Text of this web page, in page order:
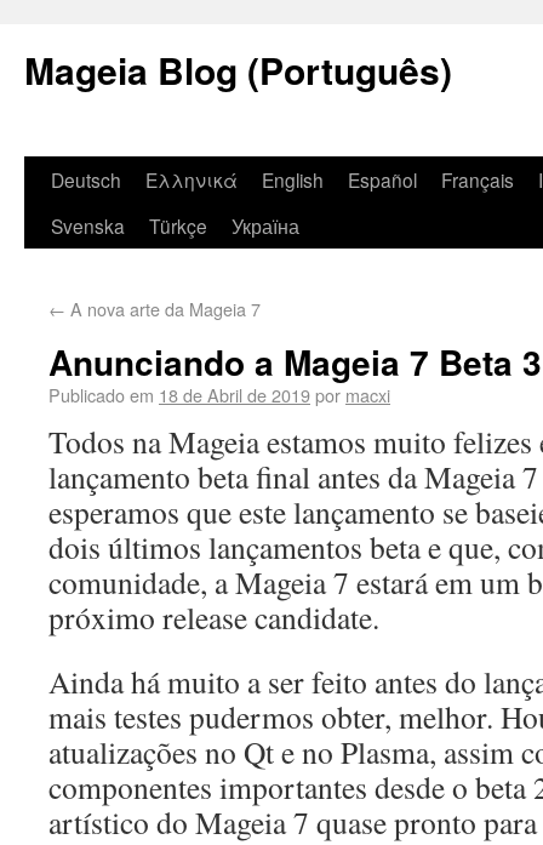
Mageia Blog (Português)
Deutsch Ελληνικά English Español Français
Svenska
Türkçe Україна
← A nova arte da Mageia 7
Anunciando a Mageia 7 Beta 3
Publicado em 18 de Abril de 2019por macxi
Todos na Mageia estamos muito felizes
lançamento beta final antes da Mageia
esperamos que este lançamento se
dois últimos lançamentos beta e que,
comunidade, a Mageia 7 estará em um
próximo release candidate.
Ainda há muito a ser feito antes do
mais testes pudermos obter, melhor.
atualizações no Qt e no Plasma, assim
componentes importantes desde o
artístico do Mageia 7 quase pronto